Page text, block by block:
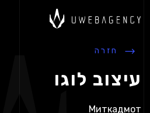
חזרה
עיצוב לוגו
Миткадмот